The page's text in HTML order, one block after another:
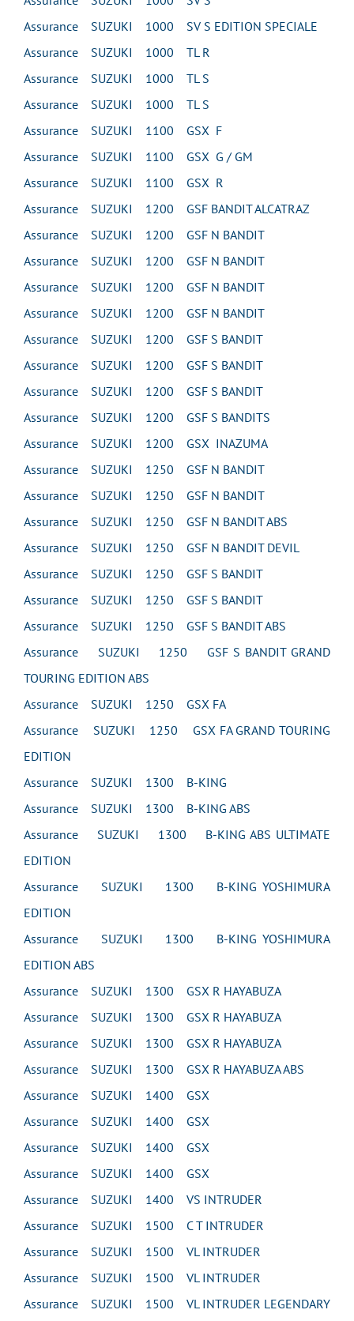
Assurance SUZUKI 1000 SV S EDITION SPECIALE
Assurance SUZUKI 1000 TL R
Assurance SUZUKI 1000 TL S
Assurance SUZUKI 1000 TL S
Assurance SUZUKI 1100 GSX F
Assurance SUZUKI 1100 GSX G / GM
Assurance SUZUKI 1100 GSX R
Assurance SUZUKI 1200 GSF BANDIT ALCATRAZ
Assurance SUZUKI 1200 GSF N BANDIT
Assurance SUZUKI 1200 GSF N BANDIT
Assurance SUZUKI 1200 GSF N BANDIT
Assurance SUZUKI 1200 GSF N BANDIT
Assurance SUZUKI 1200 GSF S BANDIT
Assurance SUZUKI 1200 GSF S BANDIT
Assurance SUZUKI 1200 GSF S BANDIT
Assurance SUZUKI 1200 GSF S BANDITS
Assurance SUZUKI 1200 GSX INAZUMA
Assurance SUZUKI 1250 GSF N BANDIT
Assurance SUZUKI 1250 GSF N BANDIT
Assurance SUZUKI 1250 GSF N BANDIT ABS
Assurance SUZUKI 1250 GSF N BANDIT DEVIL
Assurance SUZUKI 1250 GSF S BANDIT
Assurance SUZUKI 1250 GSF S BANDIT
Assurance SUZUKI 1250 GSF S BANDIT ABS
Assurance SUZUKI 1250 GSF S BANDIT GRAND
TOURING EDITION ABS
Assurance SUZUKI 1250 GSX FA
Assurance SUZUKI 1250 GSX FA GRAND TOURING
EDITION
Assurance SUZUKI 1300 B-KING
Assurance SUZUKI 1300 B-KING ABS
Assurance SUZUKI 1300 B-KING ABS ULTIMATE
EDITION
Assurance SUZUKI 1300 B-KING YOSHIMURA
EDITION
Assurance SUZUKI 1300 B-KING YOSHIMURA
EDITION ABS
Assurance SUZUKI 1300 GSX R HAYABUZA
Assurance SUZUKI 1300 GSX R HAYABUZA
Assurance SUZUKI 1300 GSX R HAYABUZA
Assurance SUZUKI 1300 GSX R HAYABUZA ABS
Assurance SUZUKI 1400 GSX
Assurance SUZUKI 1400 GSX
Assurance SUZUKI 1400 GSX
Assurance SUZUKI 1400 GSX
Assurance SUZUKI 1400 VS INTRUDER
Assurance SUZUKI 1500 C T INTRUDER
Assurance SUZUKI 1500 VL INTRUDER
Assurance SUZUKI 1500 VL INTRUDER
Assurance SUZUKI 1500 VL INTRUDER LEGENDARY